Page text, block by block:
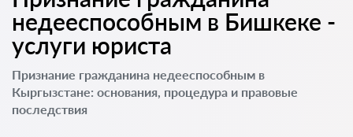
недееспособным в Бишкеке -
услуги юриста
Признание гражданина недееспособным в
Кыргызстане: основания, процедура и правовые
последствия